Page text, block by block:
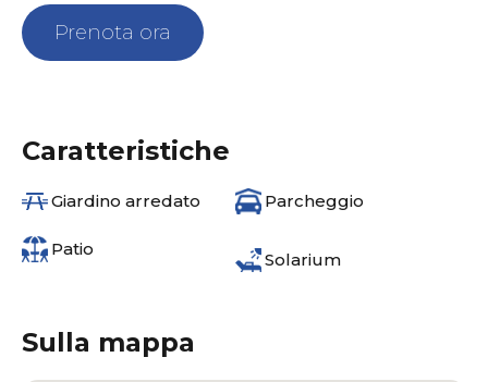
Prenota ora
Caratteristiche
Giardino arredato Parcheggio
Patio
Solarium
Sulla mappa